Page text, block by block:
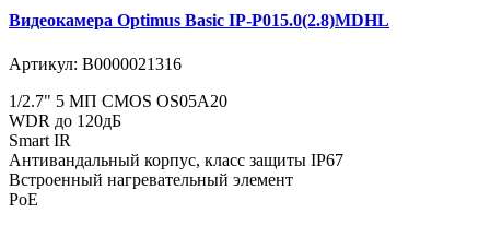
Видеокамера Optimus Basic IP-P015.0(2.8)MDHL
Артикул: В0000021316
1/2.7" 5 МП CMOS OS05A20
WDR до 120дБ
Smart IR
Антивандальный корпус, класс защиты IР67
Встроенный нагревательный элемент
PoE